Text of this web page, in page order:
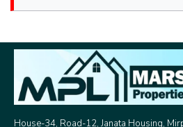
House-34, Road-12, Janata Housing,